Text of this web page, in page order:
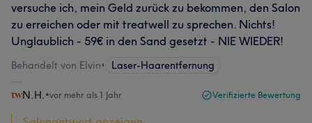
versuche ich, mein Geld zurück zu bekommen, den Salon
zu erreichen oder mit treatwell zu sprechen. Nichts!
Unglaublich - 59€ in den Sand gesetzt - NIE WIEDER!
Behandelt von Elvin• Laser-Haarentfernung
N.H. •vor mehr als 1 Jahr Verifizierte Bewertung